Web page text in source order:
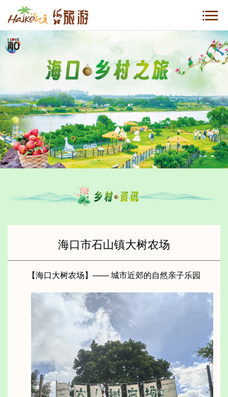
海口市石山镇大树农场
【海口大树农场】—— 城市近郊的自然亲子乐园